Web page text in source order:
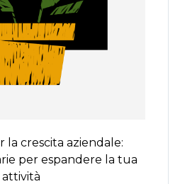
crescita aziendale:
per espandere la tua
attività